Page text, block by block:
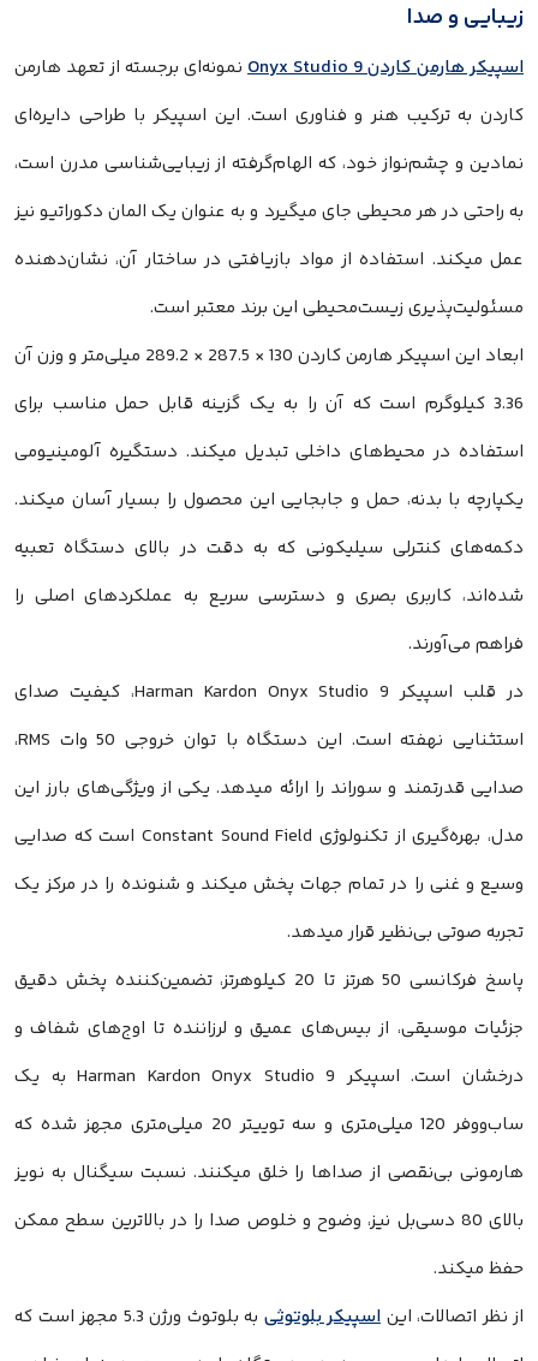
زیبایی و صدا
اسپیکر هارمن کاردن Onyx Studio 9
نمونه‌ای برجسته از تعهد هارمن
کاردن به ترکیب هنر و فناوری است. این اسپیکر با طراحی دایره‌ای
نمادین و چشم‌نواز خود، که الهام‌گرفته از زیبایی‌شناسی مدرن است،
به راحتی در هر محیطی جای میگیرد و به عنوان یک المان دکوراتیو نیز
عمل میکند. استفاده از مواد بازیافتی در ساختار آن، نشان‌دهنده
مسئولیت‌پذیری زیست‌محیطی این برند معتبر است.
ابعاد این اسپیکر هارمن کاردن 130 × 287.5 × 289.2 میلی‌متر و وزن آن
3.36 کیلوگرم است که آن را به یک گزینه قابل حمل مناسب برای
استفاده در محیط‌های داخلی تبدیل میکند. دستگیره آلومینیومی
یکپارچه با بدنه، حمل و جابجایی این محصول را بسیار آسان میکند.
دکمه‌های کنترلی سیلیکونی که به دقت در بالای دستگاه تعبیه
شده‌اند، کاربری بصری و دسترسی سریع به عملکردهای اصلی را
فراهم می‌آورند.
در قلب اسپیکر Harman Kardon Onyx Studio 9، کیفیت صدای
استثنایی نهفته است. این دستگاه با توان خروجی 50 وات RMS،
صدایی قدرتمند و سوراند را ارائه میدهد. یکی از ویژگی‌های بارز این
مدل، بهره‌گیری از تکنولوژی Constant Sound Field است که صدایی
وسیع و غنی را در تمام جهات پخش میکند و شنونده را در مرکز یک
تجربه صوتی بی‌نظیر قرار میدهد.
پاسخ فرکانسی 50 هرتز تا 20 کیلوهرتز، تضمین‌کننده پخش دقیق
جزئیات موسیقی، از بیس‌های عمیق و لرزاننده تا اوج‌های شفاف و
درخشان است. اسپیکر Harman Kardon Onyx Studio 9 به یک
ساب‌ووفر 120 میلی‌متری و سه توییتر 20 میلی‌متری مجهز شده که
هارمونی بی‌نقصی از صداها را خلق میکنند. نسبت سیگنال به نویز
بالای 80 دسی‌بل نیز، وضوح و خلوص صدا را در بالاترین سطح ممکن
حفظ میکند.
از نظر اتصالات، این اسپیکر بلوتوثی
به بلوتوث ورژن 5.3 مجهز است که